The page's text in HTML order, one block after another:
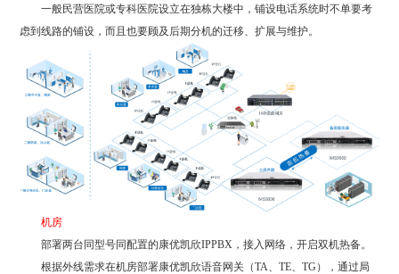
一般民营医院或专科医院设立在独栋大楼中，铺设电话系统时不单要考
虑到线路的铺设，而且也要顾及后期分机的迁移、扩展与维护。
机房
部署两台同型号同配置的康优凯欣IPPBX，接入网络，开启双机热备。
根据外线需求在机房部署康优凯欣语音网关（TA、TE、TG），通过局